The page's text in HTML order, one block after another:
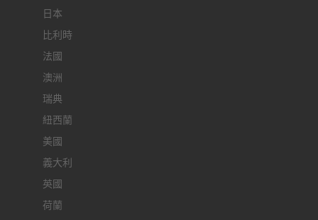
日本
比利時
法國
澳洲
瑞典
紐西蘭
美國
義大利
英國
荷蘭